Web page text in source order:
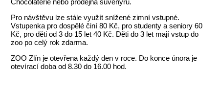
Pro návštěvu lze stále využít snížené zimní vstupné.
Vstupenka pro dospělé činí 80 Kč, pro studenty a seniory 60
Kč, pro děti od 3 do 15 let 40 Kč. Děti do 3 let mají vstup do
zoo po celý rok zdarma.
ZOO Zlín je otevřena každý den v roce. Do konce února je
otevírací doba od 8.30 do 16.00 hod.